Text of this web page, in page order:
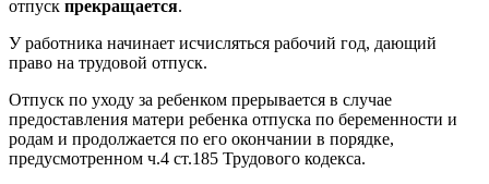
отпуск прекращается.
У работника начинает исчисляться рабочий год, дающий
право на трудовой отпуск.
Отпуск по уходу за ребенком прерывается в случае
предоставления матери ребенка отпуска по беременности и
родам и продолжается по его окончании в порядке,
предусмотренном ч.4 ст.185 Трудового кодекса.